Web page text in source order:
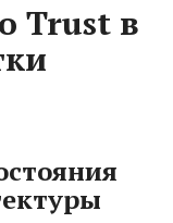
Trust в